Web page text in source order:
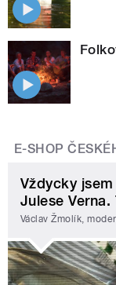
E-SHOP
Vždycky
Julese
Václav Žmolík,